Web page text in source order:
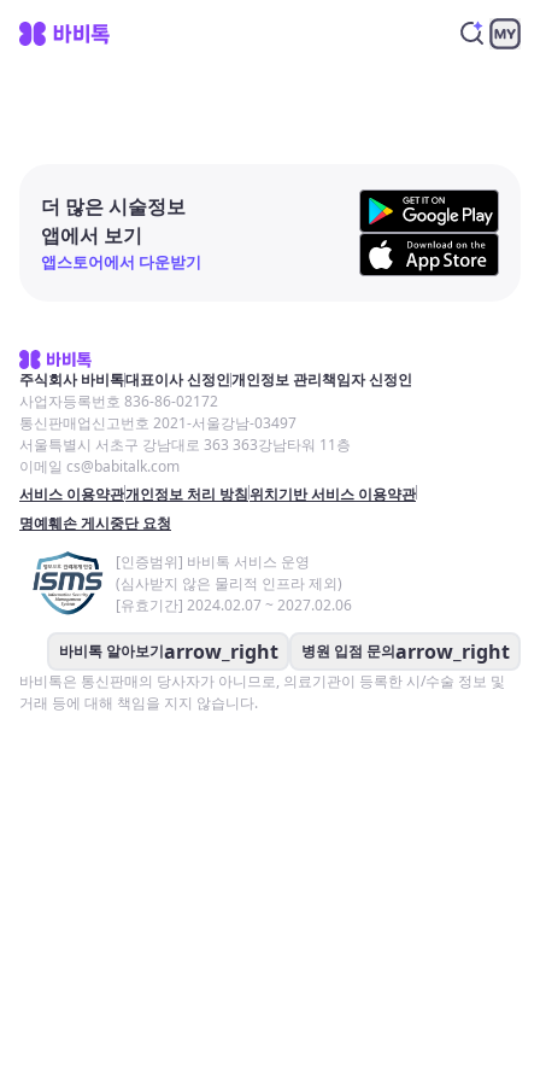
더 많은 시술정보
앱에서 보기
앱스토어에서 다운받기
주식회사 바비톡대표이사 신정인개인정보 관리책임자 신정인
사업자등록번호 836-86-02172
통신판매업신고번호 2021-서울강남-03497
서울특별시 서초구 강남대로 363 363강남타워 11층
이메일 cs@babitalk.com
서비스 이용약관개인정보 처리 방침위치기반 서비스 이용약관
명예훼손 게시중단 요청
[인증범위] 바비톡 서비스 운영
(심사받지 않은 물리적 인프라 제외)
[유효기간] 2024.02.07 ~ 2027.02.06
바비톡 알아보기arrow_right 병원 입점 문의arrow_right
바비톡은 통신판매의 당사자가 아니므로, 의료기관이 등록한 시/수술 정보 및
거래 등에 대해 책임을 지지 않습니다.